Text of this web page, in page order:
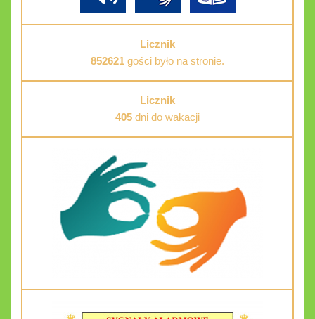
Licznik
852621 gości było na stronie.
Licznik
405 dni do wakacji